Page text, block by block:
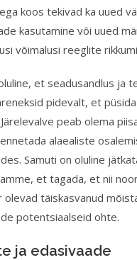
koos tekivad ka uued
kasutamine või uued
võimalusi reeglite
et seadusandlus ja
pidevalt, et
peab olema
alaealiste
Samuti on oluline
et tagada, et nii
olevad täiskasvanud
potentsiaalseid ohte.
ja edasivaade